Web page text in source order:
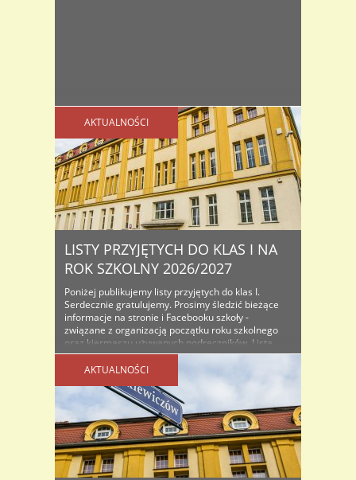
AKTUALNOŚCI
LISTY PRZYJĘTYCH DO KLAS I NA
ROK SZKOLNY 2026/2027
Poniżej publikujemy listy przyjętych do klas I.
Serdecznie gratulujemy. Prosimy śledzić bieżące
informacje na stronie i Facebooku szkoły -
związane z organizacją początku roku szkolnego
oraz kiermaszu używanych podręczników. Lista
osób przyjętych do klas I na rok szkolny...
AKTUALNOŚCI